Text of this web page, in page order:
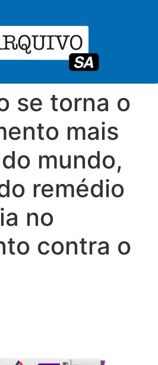
se torna o
mais
mundo,
remédio
no
contra o